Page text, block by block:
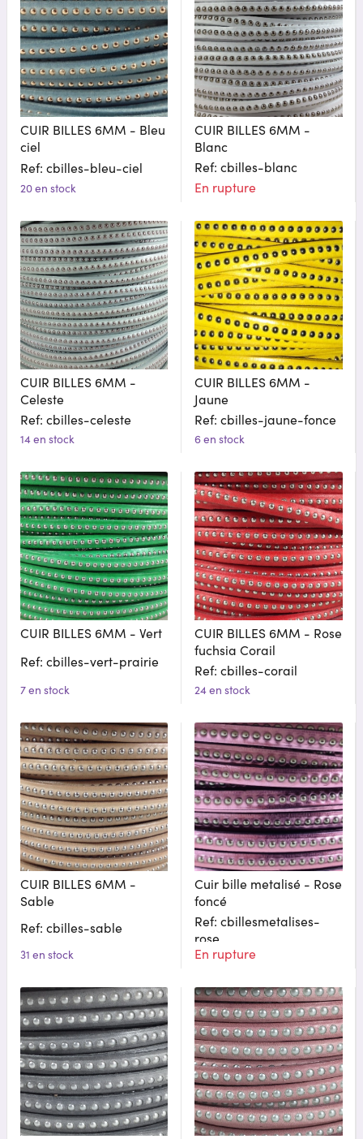
CUIR BILLES 6MM - Bleu
ciel
Ref: cbilles-bleu-ciel
20 en stock
CUIR BILLES 6MM -
Blanc
Ref: cbilles-blanc
En rupture
CUIR BILLES 6MM -
Celeste
Ref: cbilles-celeste
14 en stock
CUIR BILLES 6MM -
Jaune
Ref: cbilles-jaune-fonce
6 en stock
CUIR BILLES 6MM - Vert
Ref: cbilles-vert-prairie
7 en stock
CUIR BILLES 6MM - Rose
fuchsia Corail
Ref: cbilles-corail
24 en stock
CUIR BILLES 6MM -
Sable
Ref: cbilles-sable
31 en stock
Cuir bille metalisé - Rose
foncé
Ref: cbillesmetalises-
rose
En rupture